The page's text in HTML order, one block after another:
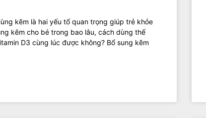
kẽm là hai yếu tố quan trọng giúp trẻ khỏe
kẽm cho bé trong bao lâu, cách dùng thế
D3 cùng lúc được không? Bổ sung kẽm